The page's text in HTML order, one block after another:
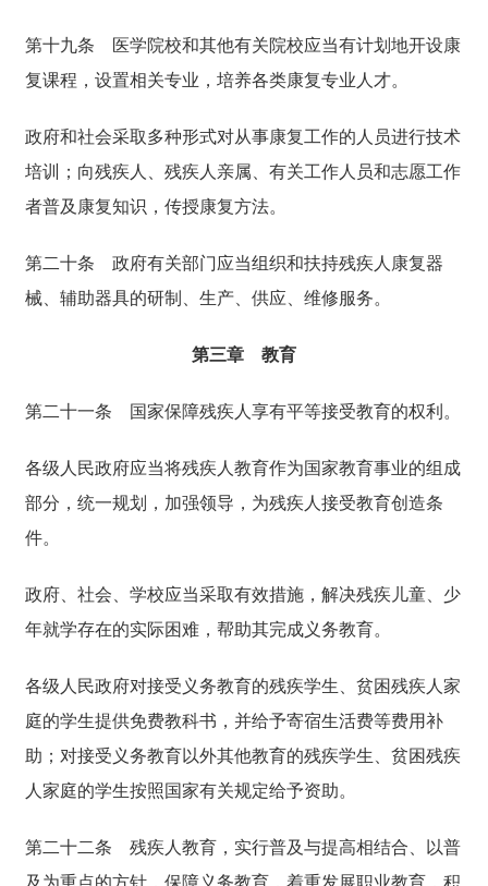
第十九条 医学院校和其他有关院校应当有计划地开设康
复课程，设置相关专业，培养各类康复专业人才。
政府和社会采取多种形式对从事康复工作的人员进行技术
培训；向残疾人、残疾人亲属、有关工作人员和志愿工作
者普及康复知识，传授康复方法。
第二十条 政府有关部门应当组织和扶持残疾人康复器
械、辅助器具的研制、生产、供应、维修服务。
第三章 教育
第二十一条 国家保障残疾人享有平等接受教育的权利。
各级人民政府应当将残疾人教育作为国家教育事业的组成
部分，统一规划，加强领导，为残疾人接受教育创造条
件。
政府、社会、学校应当采取有效措施，解决残疾儿童、少
年就学存在的实际困难，帮助其完成义务教育。
各级人民政府对接受义务教育的残疾学生、贫困残疾人家
庭的学生提供免费教科书，并给予寄宿生活费等费用补
助；对接受义务教育以外其他教育的残疾学生、贫困残疾
人家庭的学生按照国家有关规定给予资助。
第二十二条 残疾人教育，实行普及与提高相结合、以普
及为重点的方针，保障义务教育，着重发展职业教育，积